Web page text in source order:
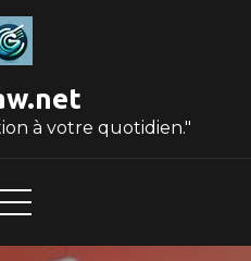
à votre quotidien."